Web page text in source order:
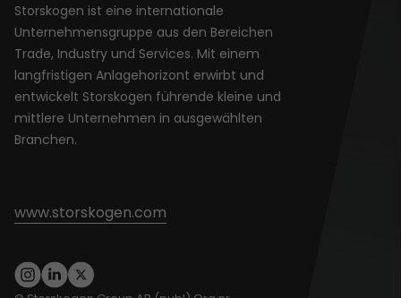
Storskogen ist eine internationale
Unternehmensgruppe aus den Bereichen
Trade, Industry und Services. Mit einem
langfristigen Anlagehorizont erwirbt und
entwickelt Storskogen führende kleine und
mittlere Unternehmen in ausgewählten
Branchen.
www.storskogen.com